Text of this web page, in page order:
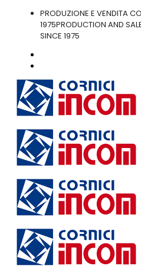
PRODUZIONE E VENDITA
1975PRODUCTION AND
SINCE 1975